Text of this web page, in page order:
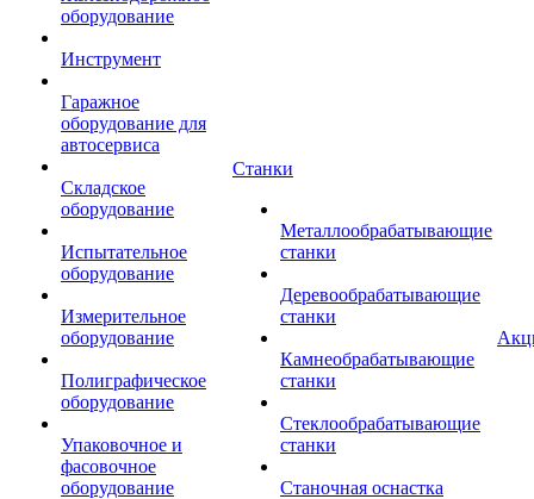
оборудование
Инструмент
Гаражное
оборудование для
автосервиса
Складское
оборудование
Испытательное
оборудование
Измерительное
оборудование
Полиграфическое
оборудование
Упаковочное и
фасовочное
оборудование
Станки
Металлообрабатывающие
станки
Деревообрабатывающие
станки
Камнеобрабатывающие
станки
Стеклообрабатывающие
станки
Станочная оснастка